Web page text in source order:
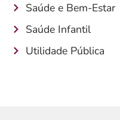
Saúde e Bem-Estar
Saúde Infantil
Utilidade Pública